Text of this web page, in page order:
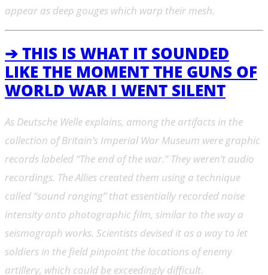
appear as deep gouges which warp their mesh.
➔ THIS IS WHAT IT SOUNDED
LIKE THE MOMENT THE GUNS OF
WORLD WAR I WENT SILENT
As Deutsche Welle explains, among the artifacts in the
collection of Britain’s Imperial War Museum were graphic
records labeled “The end of the war.” They weren’t audio
recordings. The Allies created them using a technique
called “sound ranging” that essentially recorded noise
intensity onto photographic film, similar to the way a
seismograph works. Scientists devised it as a way to let
soldiers in the field pinpoint the locations of enemy
artillery, which could be exceedingly difficult.